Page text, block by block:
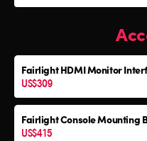
Fairlight HDMI Monitor
US$309
Fairlight Console Mounting
US$415